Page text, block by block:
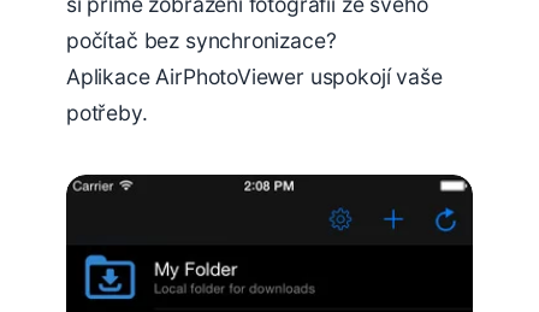
počítač bez synchronizace?
Aplikace AirPhotoViewer uspokojí vaše
potřeby.